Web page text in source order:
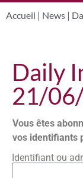
Accueil | News |
Daily
21/
Vous êtes
vos identifiants
Identifiant ou